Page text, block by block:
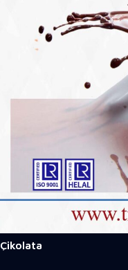
Çikolata